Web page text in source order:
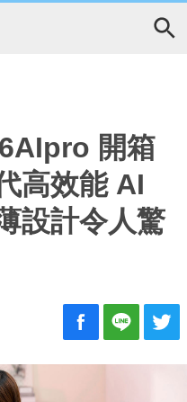
開箱
高效能 AI
設計令人驚